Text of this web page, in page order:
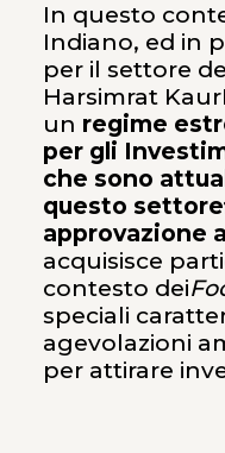
In questo
Indiano, ed in
per il settore
Harsimrat
un regime
per gli
che sono
questo
approvazione
acquisisce
contesto dei
speciali
agevolazioni
per attirare